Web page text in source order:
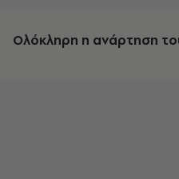
Ολόκληρη η ανάρτηση